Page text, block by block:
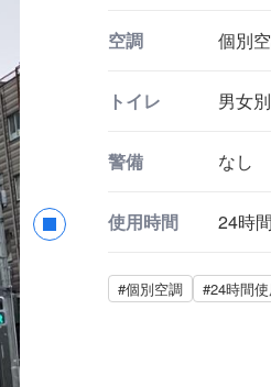
空調 個別
トイレ 男女別
警備 なし
使用時間 24時
#個別空調 #24時間